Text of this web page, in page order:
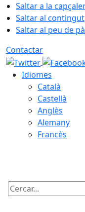
Saltar a la
Saltar al contingut
Saltar al peu de
Contactar
Idiomes
Català
Castellà
Anglès
Alemany
Francès
Cercar: